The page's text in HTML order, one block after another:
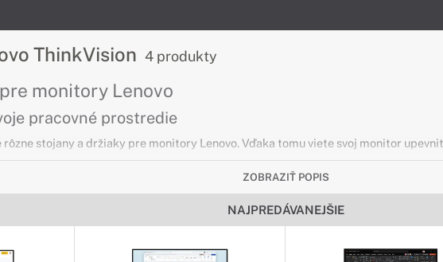
ThinkVision 4 produkty
monitory Lenovo
pracovné prostredie
rôzne stojany a držiaky pre monitory Lenovo. Vďaka tomu viete svoj monitor
Lenovo ThinkVision
použitie
skvelým pomerom cena / kvalita. Vďaka ich skvelým parametrom ich môžte
ZOBRAZIŤ POPIS
NAJPREDÁVANEJŠIE